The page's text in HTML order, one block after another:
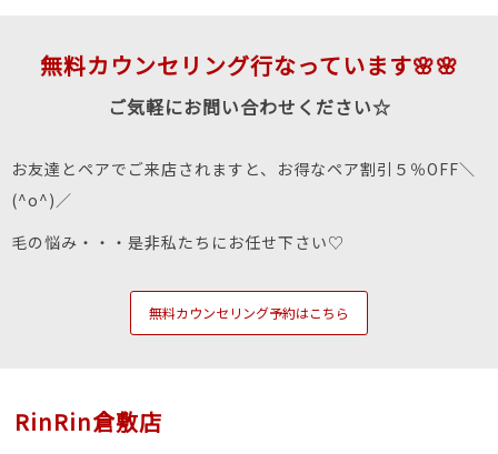
無料カウンセリング行なっています🌸🌸
ご気軽にお問い合わせください☆
お友達とペアでご来店されますと、お得なペア割引５％OFF＼
(^o^)／
毛の悩み・・・是非私たちにお任せ下さい♡
無料カウンセリング予約はこちら
RinRin倉敷店